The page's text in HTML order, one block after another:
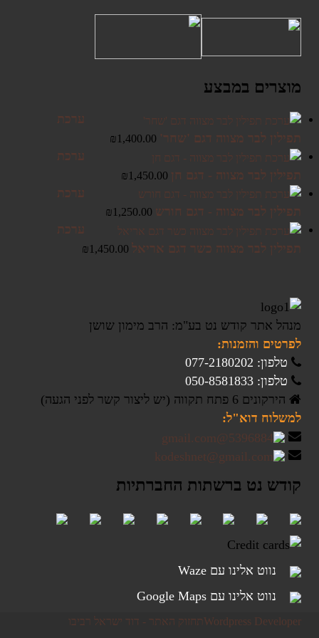
מוצרים במבצע
ערכת
תפילין לבר מצווה דגם 'שחר'
₪1,400.00
ערכת
תפילין לבר מצווה - דגם חן
₪1,450.00
ערכת
תפילין לבר מצווה - דגם חורש
₪1,250.00
ערכת
תפילין לבר מצווה כשר דגם אריאל
₪1,450.00
מנהל אתר קודש נט בע"מ: הרב מימון שושן
לפרטים והזמנות:
טלפון: 077-2180202
טלפון: 050-8581833
הירקונים 6 פתח תקווה (יש ליצור קשר לפני הגעה)
למשלוח דוא"ל:
קודש נט ברשתות החברתיות
נווט אלינו עם Waze
נווט אלינו עם Google Maps
Wordpress Developerתחזוק האתר - דוד ישראל רביבו